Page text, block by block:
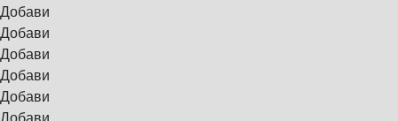
Добави
Добави
Добави
Добави
Добави
Добави